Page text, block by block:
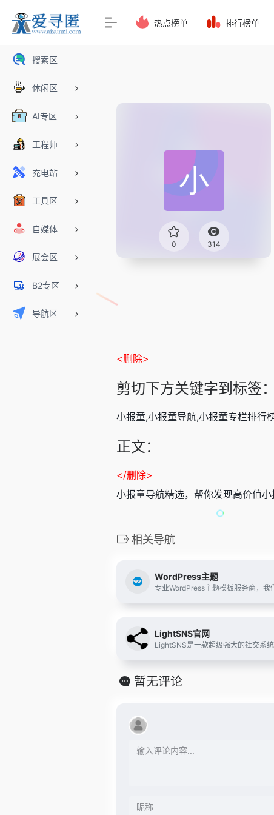
搜索区
休闲区
AI专区
工程师
充电站
工具区
自媒体
展会区
B2专区
导航区
热点榜单 排行榜单
0 314
<删除>
剪切下方关键字到标签：
小报童,小报童导航,小报童专栏排行
正文：
</删除>
小报童导航精选，帮你发现高价值
相关导航
WordPress主题
LightSNS官网
暂无评论